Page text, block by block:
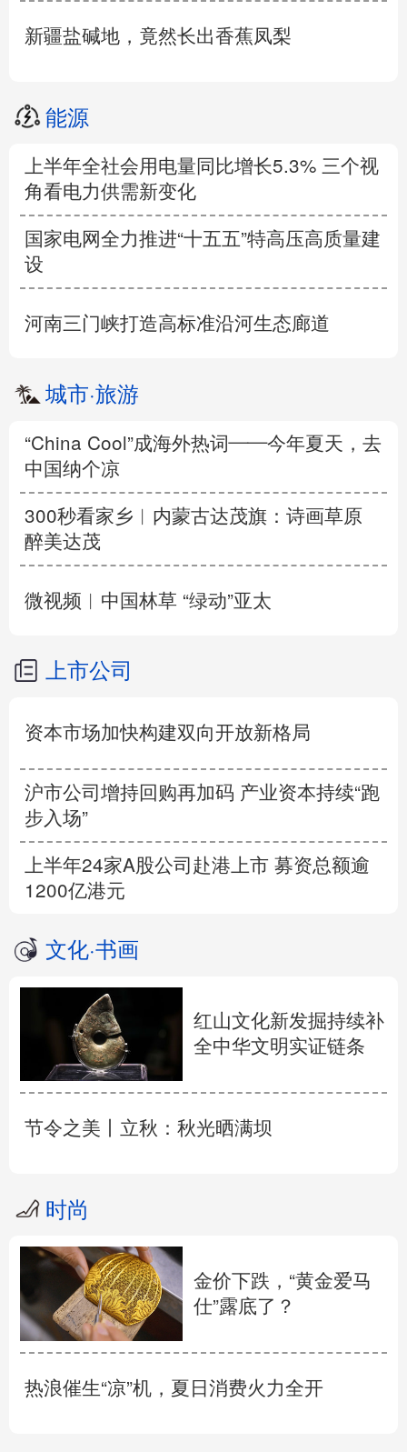
新疆盐碱地，竟然长出香蕉凤梨
能源
上半年全社会用电量同比增长5.3% 三个视
角看电力供需新变化
国家电网全力推进“十五五”特高压高质量建
设
河南三门峡打造高标准沿河生态廊道
城市·旅游
“China Cool”成海外热词——今年夏天，去
中国纳个凉
300秒看家乡︱内蒙古达茂旗：诗画草原
醉美达茂
微视频︱中国林草 “绿动”亚太
上市公司
资本市场加快构建双向开放新格局
沪市公司增持回购再加码 产业资本持续“跑
步入场”
上半年24家A股公司赴港上市 募资总额逾
1200亿港元
文化·书画
红山文化新发掘持续补
全中华文明实证链条
节令之美丨立秋：秋光晒满坝
时尚
金价下跌，“黄金爱马
仕”露底了？
热浪催生“凉”机，夏日消费火力全开